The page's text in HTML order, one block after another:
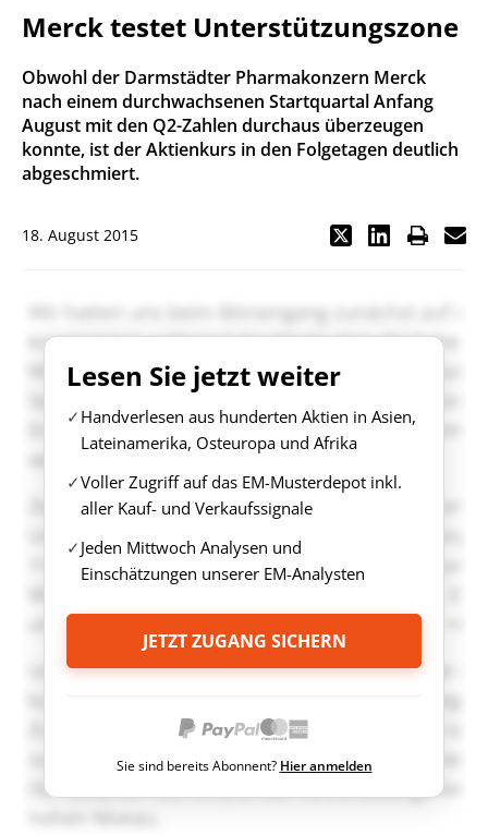
Merck testet Unterstützungszone
Obwohl der Darmstädter Pharmakonzern Merck
nach einem durchwachsenen Startquartal Anfang
August mit den Q2-Zahlen durchaus überzeugen
konnte, ist der Aktienkurs in den Folgetagen deutlich
abgeschmiert.
18. August 2015
Lesen Sie jetzt weiter
Handverlesen aus hunderten Aktien in Asien,
Lateinamerika, Osteuropa und Afrika
Voller Zugriff auf das EM-Musterdepot inkl.
aller Kauf- und Verkaufssignale
Jeden Mittwoch Analysen und
Einschätzungen unserer EM-Analysten
JETZT ZUGANG SICHERN
Sie sind bereits Abonnent? Hier anmelden